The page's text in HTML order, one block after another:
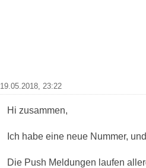
19.05.2018, 23:22
Hi zusammen,
Ich habe eine neue Nummer,
Die Push Meldungen laufen